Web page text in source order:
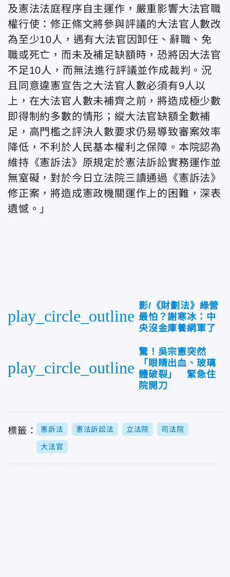
及憲法法庭程序自主運作，嚴重影響大法官職
權行使：修正條文將參與評議的大法官人數改
為至少10人，遇有大法官因卸任、辭職、免
職或死亡，而未及補足缺額時，恐將因大法官
不足10人，而無法進行評議並作成裁判。況
且同意違憲宣告之大法官人數必須有9人以
上，在大法官人數未補齊之前，將造成極少數
即得制約多數的情形；縱大法官缺額全數補
足，高門檻之評決人數要求仍易導致審案效率
降低，不利於人民基本權利之保障。本院認為
維持《憲訴法》原規定於憲法訴訟實務運作並
無窒礙，對於今日立法院三讀通過《憲訴法》
修正案，將造成憲政機關運作上的困難，深表
遺憾。」
play_circle_outline
影/《財劃法》綠營
最怕？謝寒冰：中
央沒金庫養網軍了
play_circle_outline
驚！吳宗憲突然
「眼睛出血、玻璃
體破裂」 緊急住
院開刀
標籤： 憲訴法 憲法訴訟法 立法院 司法院
大法官